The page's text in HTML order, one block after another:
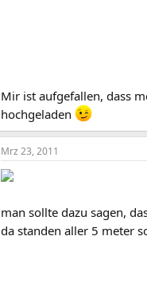
Mir ist aufgefallen, dass
hochgeladen
Mrz 23, 2011
man sollte dazu sagen,
da standen aller 5 meter